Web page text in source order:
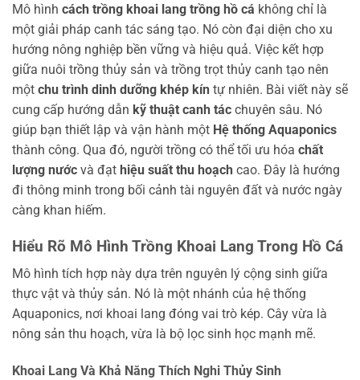
Mô hình cách trồng khoai lang trồng hồ cá không chỉ là
một giải pháp canh tác sáng tạo. Nó còn đại diện cho xu
hướng nông nghiệp bền vững và hiệu quả. Việc kết hợp
giữa nuôi trồng thủy sản và trồng trọt thủy canh tạo nên
một chu trình dinh dưỡng khép kín tự nhiên. Bài viết này sẽ
cung cấp hướng dẫn kỹ thuật canh tác chuyên sâu. Nó
giúp bạn thiết lập và vận hành một Hệ thống Aquaponics
thành công. Qua đó, người trồng có thể tối ưu hóa chất
lượng nước và đạt hiệu suất thu hoạch cao. Đây là hướng
đi thông minh trong bối cảnh tài nguyên đất và nước ngày
càng khan hiếm.
Hiểu Rõ Mô Hình Trồng Khoai Lang Trong Hồ Cá
Mô hình tích hợp này dựa trên nguyên lý cộng sinh giữa
thực vật và thủy sản. Nó là một nhánh của hệ thống
Aquaponics, nơi khoai lang đóng vai trò kép. Cây vừa là
nông sản thu hoạch, vừa là bộ lọc sinh học mạnh mẽ.
Khoai Lang Và Khả Năng Thích Nghi Thủy Sinh